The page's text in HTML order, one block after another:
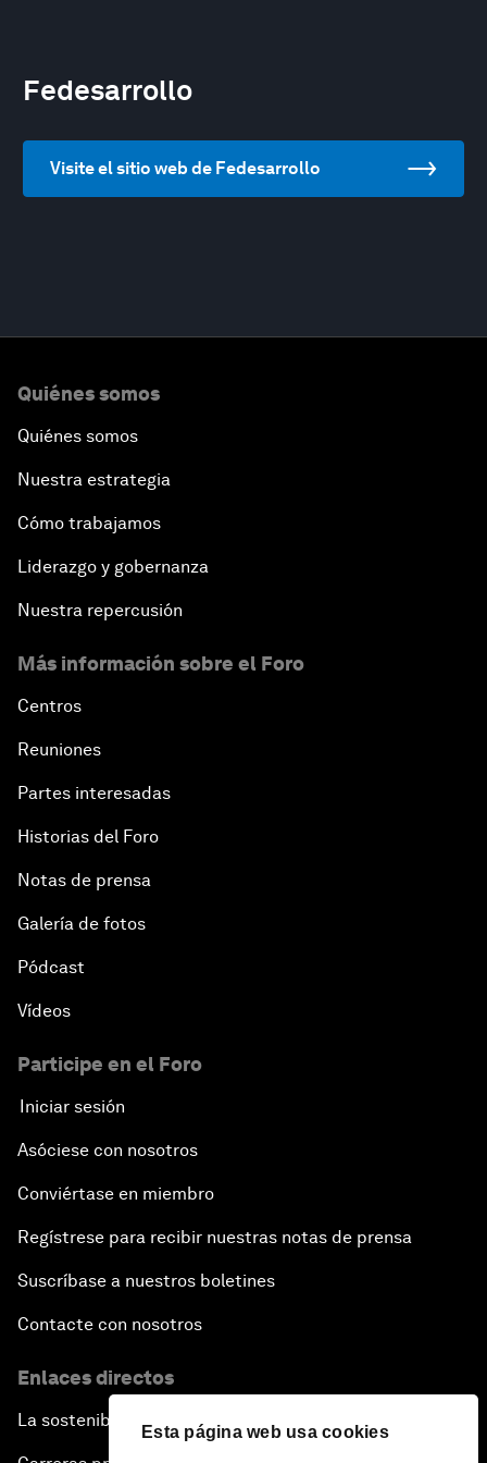
Esta página web usa cookies
Fedesarrollo
Visite el sitio web de Fedesarrollo
Quiénes somos
Quiénes somos
Nuestra estrategia
Cómo trabajamos
Liderazgo y gobernanza
Nuestra repercusión
Más información sobre el Foro
Centros
Reuniones
Partes interesadas
Historias del Foro
Notas de prensa
Galería de fotos
Pódcast
Vídeos
Participe en el Foro
Iniciar sesión
Asóciese con nosotros
Conviértase en miembro
Regístrese para recibir nuestras notas de prensa
Suscríbase a nuestros boletines
Contacte con nosotros
Enlaces directos
La sostenibilidad en el Foro